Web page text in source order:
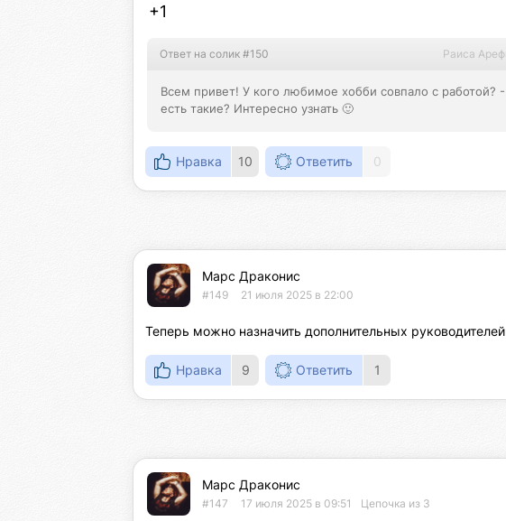
+1
Ответ на солик #150 Раиса
Всем привет! У кого любимое хобби совпало с работой? -
есть такие? Интересно узнать 🙂
Нравка 10 Ответить 0
Марс Драконис
#149 21 июля 2025 в 22:00
Теперь можно назначить дополнительных
Нравка 9 Ответить 1
Марс Драконис
#147 17 июля 2025 в 09:51 Цепочка из 3